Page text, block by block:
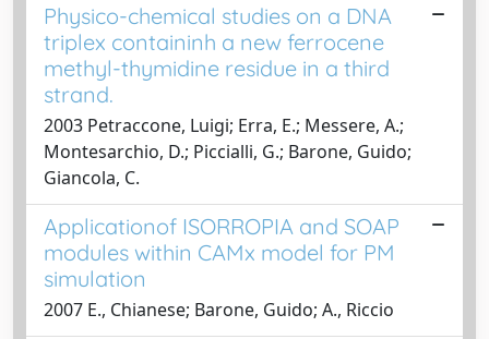
Physico-chemical studies on a DNA
triplex containinh a new ferrocene
methyl-thymidine residue in a third
strand.
2003 Petraccone, Luigi; Erra, E.; Messere, A.;
Montesarchio, D.; Piccialli, G.; Barone, Guido;
Giancola, C.
Applicationof ISORROPIA and SOAP
modules within CAMx model for PM
simulation
2007 E., Chianese; Barone, Guido; A., Riccio